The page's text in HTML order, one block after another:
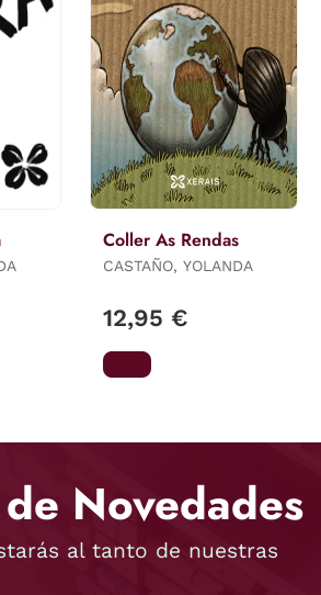
Coller As Rendas
CASTAÑO, YOLANDA
12,95 €
Novedades
al tanto de nuestras